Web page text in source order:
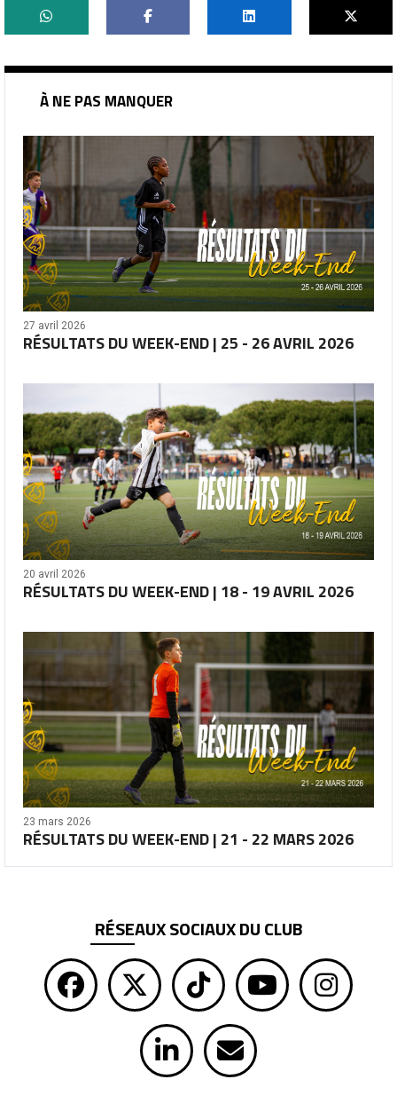
À NE PAS MANQUER
27 avril 2026
RÉSULTATS DU WEEK-END | 25 - 26 AVRIL 2026
20 avril 2026
RÉSULTATS DU WEEK-END | 18 - 19 AVRIL 2026
23 mars 2026
RÉSULTATS DU WEEK-END | 21 - 22 MARS 2026
RÉSEAUX SOCIAUX DU CLUB